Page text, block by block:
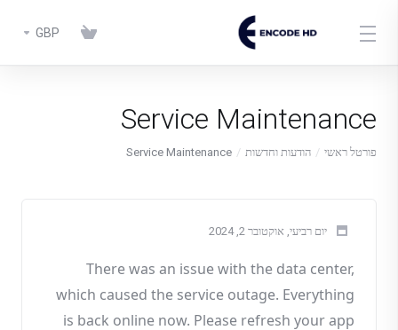
GBP
Service Maintenance
פורטל ראשי הודעות וחדשות Service Maintenance
יום רביעי, אוקטובר 2, 2024
There was an issue with the data center,
which caused the service outage. Everything
is back online now. Please refresh your app